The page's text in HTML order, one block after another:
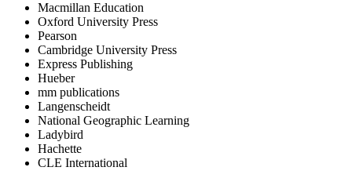
Macmillan Education
Oxford University Press
Pearson
Cambridge University Press
Express Publishing
Hueber
mm publications
Langenscheidt
National Geographic Learning
Ladybird
Hachette
CLE International